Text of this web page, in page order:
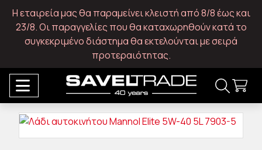
Η εταιρεία μας θα παραμείνει κλειστή από 8/8 έως και
23/8. Οι παραγγελίες που θα καταχωρηθούν κατά το
συγκεκριμένο διάστημα θα εκτελούνται με σειρά
προτεραιότητας.